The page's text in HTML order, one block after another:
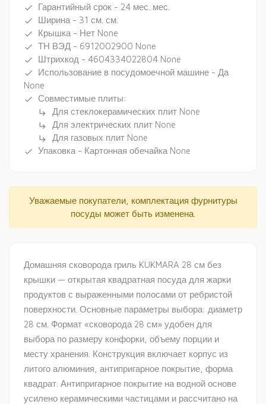
done Гарантийный срок - 24 мес. мес.
done Ширина - 31 см. см.
done Крышка - Нет None
done ТН ВЭД - 6912002900 None
done Штрихкод - 4604334022804 None
done
Использование в посудомоечной машине - Да
None
done Совместимые плиты:
subdirectory_arrow_right Для стеклокерамических плит None
subdirectory_arrow_right Для электрических плит None
subdirectory_arrow_right Для газовых плит None
done Упаковка - Картонная обечайка None
Уважаемые покупатели, комплектация фурнитуры
посуды может быть изменена.
Домашняя сковорода гриль KUKMARA 28 см без
крышки — открытая квадратная посуда для жарки
продуктов с выраженными полосами от ребристой
поверхности. Основные параметры выбора: диаметр
28 см. Формат «сковорода 28 см» удобен для
выбора по размеру конфорки, объему порции и
месту хранения. Конструкция включает корпус из
литого алюминия, антипригарное покрытие, форма
квадрат. Антипригарное покрытие на водной основе
усилено керамическими частицами и рассчитано на